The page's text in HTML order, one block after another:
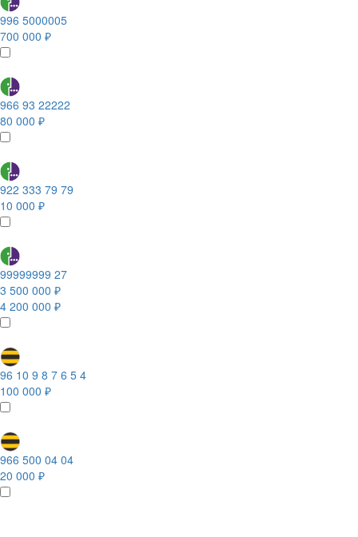
996 5000005
700 000 ₽
966 93 22222
80 000 ₽
922 333 79 79
10 000 ₽
99999999 27
3 500 000 ₽
4 200 000 ₽
96 10 9 8 7 6 5 4
100 000 ₽
966 500 04 04
20 000 ₽